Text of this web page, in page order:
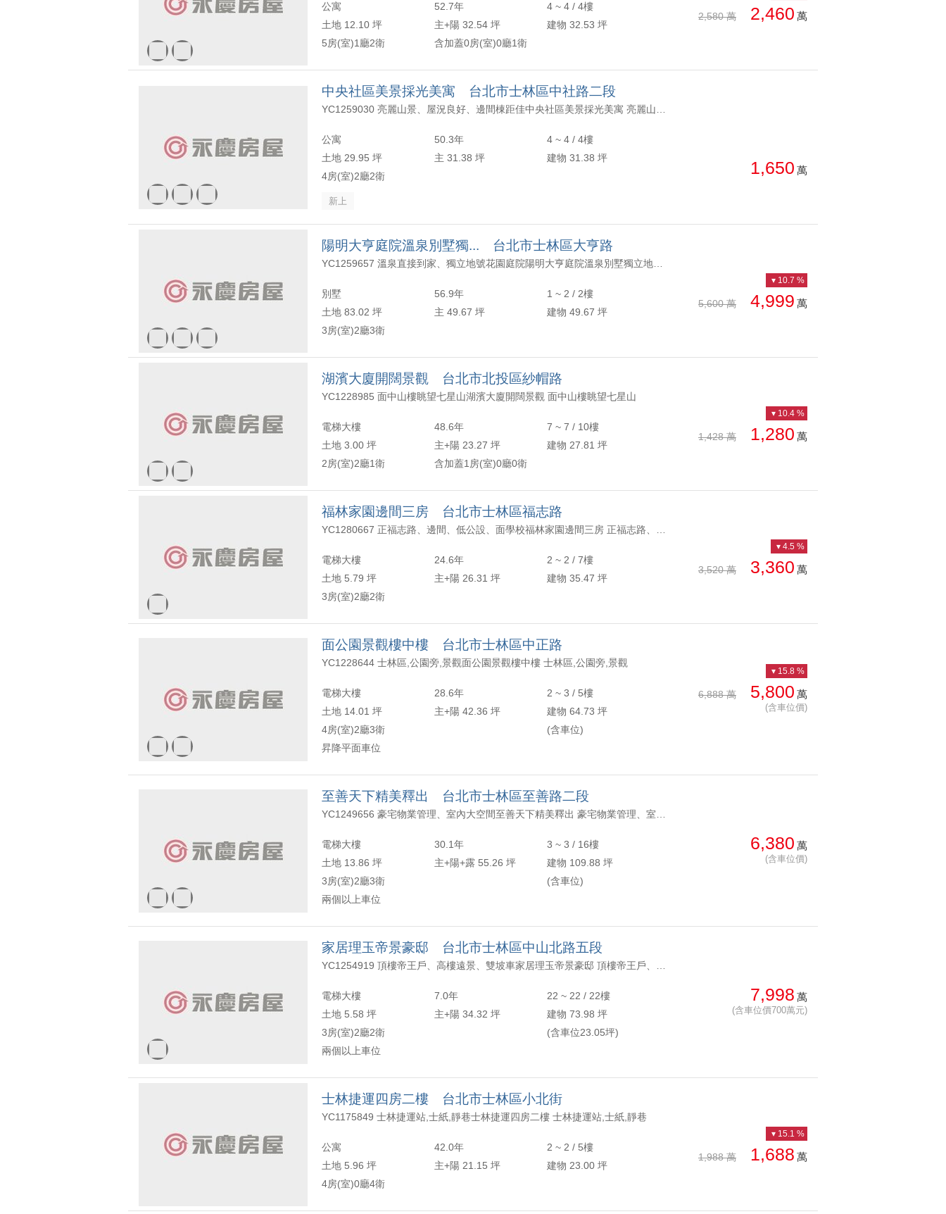
公寓 52.7年
4 ~ 4 / 4樓
土地 12.10 坪
主+陽 32.54 坪
建物 32.53 坪
5房(室)1廳2衛
含加蓋0房(室)0廳1衛
2,580 萬 2,460 萬
中央社區美景採光美寓 台北市士林區中社路二段
公寓 50.3年
4 ~ 4 / 4樓
土地 29.95 坪
主 31.38 坪
建物 31.38 坪
4房(室)2廳2衛
新上
1,650 萬
陽明大亨庭院溫泉別墅獨... 台北市士林區大亨路
別墅 56.9年
1 ~ 2 / 2樓
土地 83.02 坪
主 49.67 坪
建物 49.67 坪
3房(室)2廳3衛
5,600 萬 4,999 萬
10.7 %
湖濱大廈開闊景觀 台北市北投區紗帽路
YC1228985 面中山樓眺望七星山湖濱大廈開闊景觀 面中山樓眺望七星山
電梯大樓 48.6年
7 ~ 7 / 10樓
土地 3.00 坪
主+陽 23.27 坪
建物 27.81 坪
2房(室)2廳1衛
含加蓋1房(室)0廳0衛
1,428 萬 1,280 萬
10.4 %
福林家園邊間三房 台北市士林區福志路
電梯大樓 24.6年
2 ~ 2 / 7樓
土地 5.79 坪
主+陽 26.31 坪
建物 35.47 坪
3房(室)2廳2衛
3,520 萬 3,360 萬
4.5 %
面公園景觀樓中樓 台北市士林區中正路
YC1228644 士林區,公園旁,景觀面公園景觀樓中樓 士林區,公園旁,景觀
電梯大樓 28.6年
2 ~ 3 / 5樓
土地 14.01 坪
主+陽 42.36 坪
建物 64.73 坪
4房(室)2廳3衛
(含車位)
昇降平面車位
6,888 萬 5,800 萬
(含車位價)
15.8 %
至善天下精美釋出 台北市士林區至善路二段
電梯大樓 30.1年
3 ~ 3 / 16樓
土地 13.86 坪
主+陽+露 55.26 坪
建物 109.88 坪
3房(室)2廳3衛
(含車位)
兩個以上車位
6,380 萬
(含車位價)
家居理玉帝景豪邸 台北市士林區中山北路五段
電梯大樓 7.0年
22 ~ 22 / 22樓
土地 5.58 坪
主+陽 34.32 坪
建物 73.98 坪
3房(室)2廳2衛
(含車位23.05坪)
兩個以上車位
7,998 萬
(含車位價700萬元)
士林捷運四房二樓 台北市士林區小北街
YC1175849 士林捷運站,士紙,靜巷士林捷運四房二樓 士林捷運站,士紙,靜巷
公寓 42.0年
2 ~ 2 / 5樓
土地 5.96 坪
主+陽 21.15 坪
建物 23.00 坪
4房(室)0廳4衛
1,988 萬 1,688 萬
15.1 %